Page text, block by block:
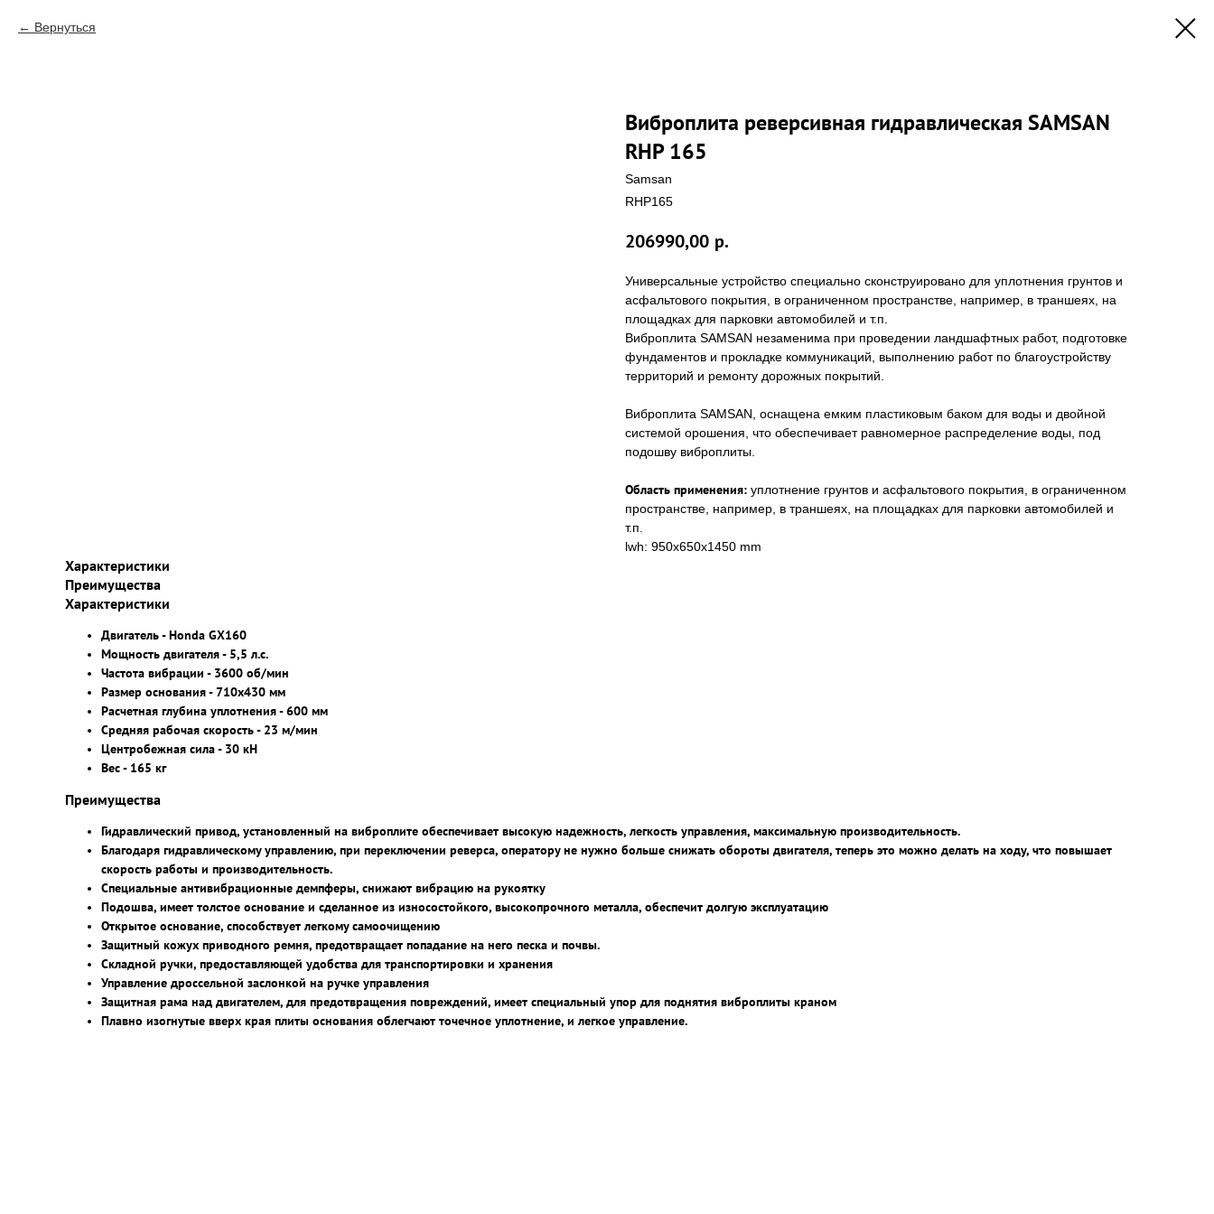
Вернуться
Виброплита реверсивная гидравлическая SAMSAN
RHP 165
Samsan
RHP165
206990,00 р.
Универсальные устройство специально сконструировано для уплотнения грунтов и
асфальтового покрытия, в ограниченном пространстве, например, в траншеях, на
площадках для парковки автомобилей и т.п.
Виброплита SAMSAN незаменима при проведении ландшафтных работ, подготовке
фундаментов и прокладке коммуникаций, выполнению работ по благоустройству
территорий и ремонту дорожных покрытий.
Виброплита SAMSAN, оснащена емким пластиковым баком для воды и двойной
системой орошения, что обеспечивает равномерное распределение воды, под
подошву виброплиты.
Область применения: уплотнение грунтов и асфальтового покрытия, в ограниченном
пространстве, например, в траншеях, на площадках для парковки автомобилей и
т.п.
lwh: 950x650x1450 mm
Характеристики
Преимущества
Характеристики
Двигатель - Honda GX160
Мощность двигателя - 5,5 л.с.
Частота вибрации - 3600 об/мин
Размер основания - 710х430 мм
Расчетная глубина уплотнения - 600 мм
Средняя рабочая скорость - 23 м/мин
Центробежная сила - 30 кН
Вес - 165 кг
Преимущества
Гидравлический привод, установленный на виброплите обеспечивает высокую надежность, легкость управления, максимальную производительность.
Благодаря гидравлическому управлению, при переключении реверса, оператору не нужно больше снижать обороты двигателя, теперь это можно делать на ходу, что повышает
скорость работы и производительность.
Специальные антивибрационные демпферы, снижают вибрацию на рукоятку
Подошва, имеет толстое основание и сделанное из износостойкого, высокопрочного металла, обеспечит долгую эксплуатацию
Открытое основание, способствует легкому самоочищению
Защитный кожух приводного ремня, предотвращает попадание на него песка и почвы.
Складной ручки, предоставляющей удобства для транспортировки и хранения
Управление дроссельной заслонкой на ручке управления
Защитная рама над двигателем, для предотвращения повреждений, имеет специальный упор для поднятия виброплиты краном
Плавно изогнутые вверх края плиты основания облегчают точечное уплотнение, и легкое управление.